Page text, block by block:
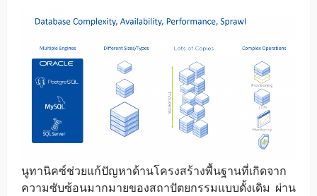
นูทานิคซ์ช่วยแก้ปัญหาด้านโครงสร้างพื้นฐานที่เกิดจาก
ความซับซ้อนมากมายของสถาปัตยกรรมแบบดั้งเดิม ผ่าน